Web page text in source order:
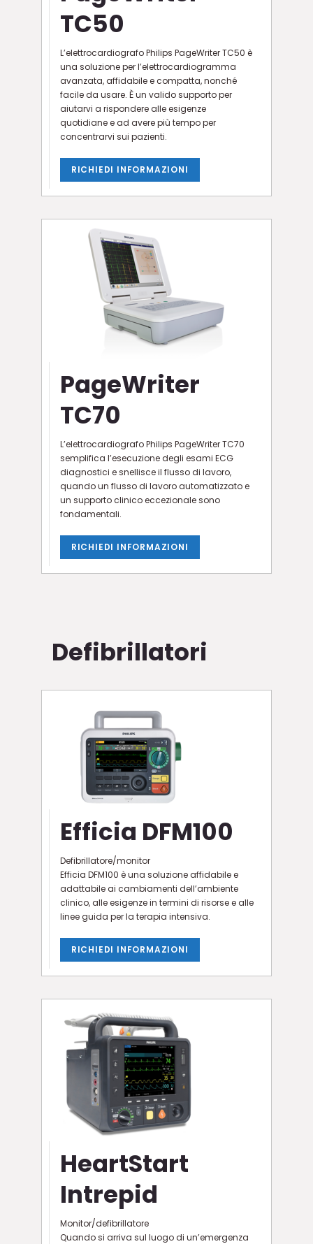
TC50
L’elettrocardiografo Philips PageWriter TC50 è
una soluzione per l’elettrocardiogramma
avanzata, affidabile e compatta, nonché
facile da usare. È un valido supporto per
aiutarvi a rispondere alle esigenze
quotidiane e ad avere più tempo per
concentrarvi sui pazienti.
RICHIEDI INFORMAZIONI
PageWriter
TC70
L’elettrocardiografo Philips PageWriter TC70
semplifica l’esecuzione degli esami ECG
diagnostici e snellisce il flusso di lavoro,
quando un flusso di lavoro automatizzato e
un supporto clinico eccezionale sono
fondamentali.
RICHIEDI INFORMAZIONI
Defibrillatori
Efficia DFM100
Defibrillatore/monitor
Efficia DFM100 è una soluzione affidabile e
adattabile ai cambiamenti dell’ambiente
clinico, alle esigenze in termini di risorse e alle
linee guida per la terapia intensiva.
RICHIEDI INFORMAZIONI
HeartStart
Intrepid
Monitor/defibrillatore
Quando si arriva sul luogo di un’emergenza